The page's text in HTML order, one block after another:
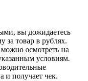
вы дожидаетесь
за товар в рублях.
осмотреть на
условиям.
и получает чек.